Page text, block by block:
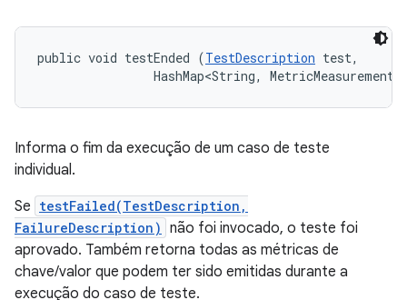
public void testEnded (TestDescription test,
HashMap<String,
Informa o fim da execução de um caso de teste
individual.
Se testFailed(TestDescription,
FailureDescription) não foi invocado, o teste foi
aprovado. Também retorna todas as métricas de
chave/valor que podem ter sido emitidas durante a
execução do caso de teste.